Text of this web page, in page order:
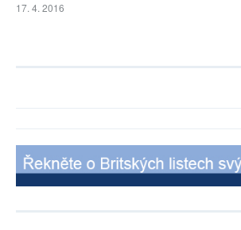
17. 4. 2016